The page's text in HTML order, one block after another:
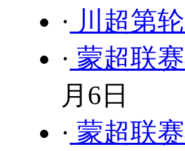
· 川超第
· 蒙超联
月6日
· 蒙超联